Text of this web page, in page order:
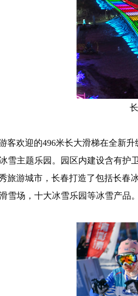
欢迎的496米长大滑梯在全新升
雪主题乐园。园区内建设含有护
游城市，长春打造了包括长春冰
雪场，十大冰雪乐园等冰雪产品。